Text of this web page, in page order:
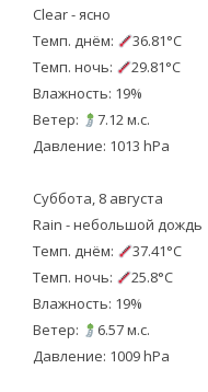
Clear - ясно
Темп. днём:
36.81°C
Темп. ночь:
29.81°C
Влажность: 19%
Ветер:
7.12 м.с.
Давление: 1013 hPa
Суббота, 8 августа
Rain - небольшой дождь
Темп. днём:
37.41°C
Темп. ночь:
25.8°C
Влажность: 19%
Ветер:
6.57 м.с.
Давление: 1009 hPa